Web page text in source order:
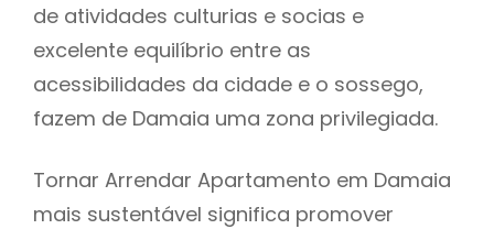
de atividades culturias e socias e
excelente equilíbrio entre as
acessibilidades da cidade e o sossego,
fazem de Damaia uma zona privilegiada.
Tornar Arrendar Apartamento em Damaia
mais sustentável significa promover